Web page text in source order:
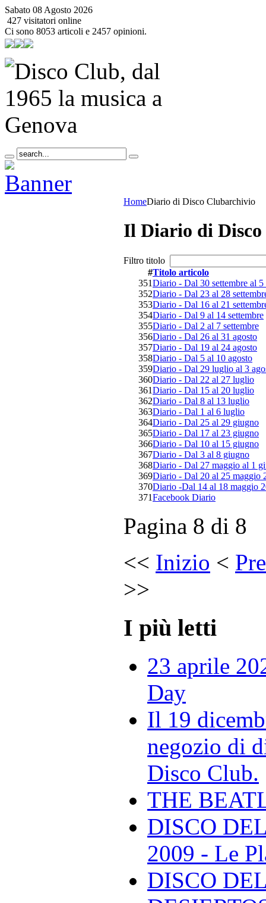
Sabato 08 Agosto 2026
427 visitatori online
Ci sono 8053 articoli e 2457 opinioni.
HomeDiario di Disco Clubarchivio
Il Diario di
Filtro titolo
#Titolo articolo
351Diario - Dal 30 settembre al 5
352Diario - Dal 23 al 28
353Diario - Dal 16 al 21
354Diario - Dal 9 al 14 settembre
355Diario - Dal 2 al 7 settembre
356Diario - Dal 26 al 31 agosto
357Diario - Dal 19 al 24 agosto
358Diario - Dal 5 al 10 agosto
359Diario - Dal 29 luglio al 3
360Diario - Dal 22 al 27 luglio
361Diario - Dal 15 al 20 luglio
362Diario - Dal 8 al 13 luglio
363Diario - Dal 1 al 6 luglio
364Diario - Dal 25 al 29 giugno
365Diario - Dal 17 al 23 giugno
366Diario - Dal 10 al 15 giugno
367Diario - Dal 3 al 8 giugno
368Diario - Dal 27 maggio al 1
369Diario - Dal 20 al 25 maggio
370Diario -Dal 14 al 18 maggio
371Facebook Diario
Pagina 8 di 8
<< Inizio <
>>
I più letti
23 aprile
Day
Il 19
negozio di
Disco Club.
THE
DISCO
2009 - Le
DISCO